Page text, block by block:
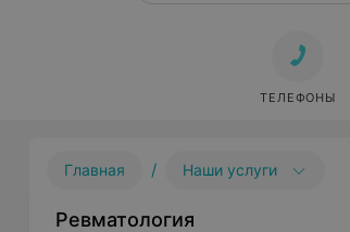
ТЕЛЕФОНЫ
Главная / Наши услуги
Ревматология